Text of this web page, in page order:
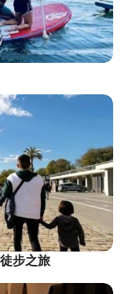
步之旅